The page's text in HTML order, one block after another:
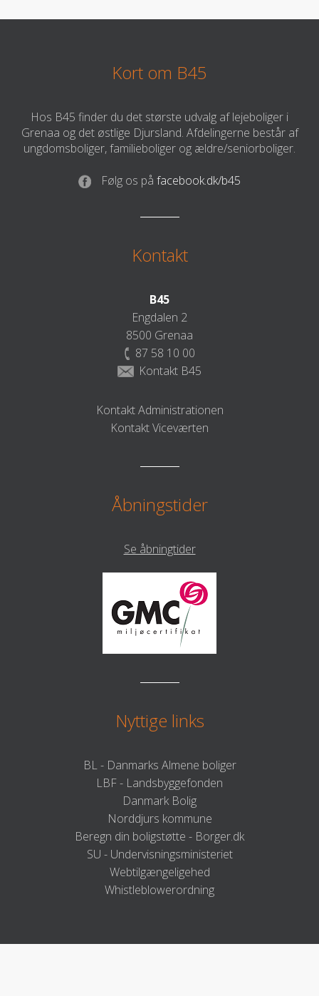
Kort om B45
Hos B45 finder du det største udvalg af lejeboliger i
Grenaa og det østlige Djursland. Afdelingerne består af
ungdomsboliger, familieboliger og ældre/seniorboliger.
Følg os på facebook.dk/b45
Kontakt
B45
Engdalen 2
8500 Grenaa
87 58 10 00
Kontakt B45
Kontakt Administrationen
Kontakt Viceværten
Åbningstider
Se åbningtider
Nyttige links
BL - Danmarks Almene boliger
LBF - Landsbyggefonden
Danmark Bolig
Norddjurs kommune
Beregn din boligstøtte - Borger.dk
SU - Undervisningsministeriet
Webtilgængeligehed
Whistleblowerordning